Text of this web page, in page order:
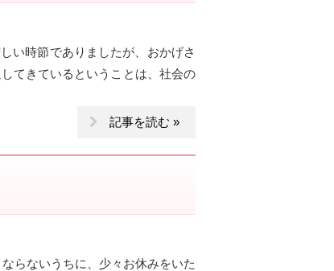
い時節でありましたが、おかげさ
てきているということは、社会の
記事を読む »
らないうちに、少々お休みをいた